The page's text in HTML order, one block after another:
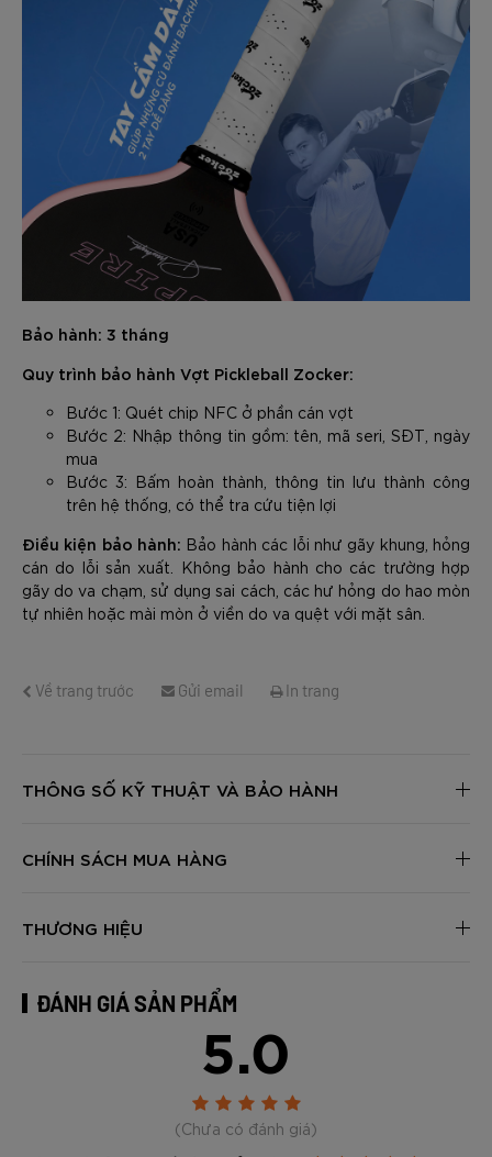
Bảo hành: 3 tháng
Quy trình bảo hành Vợt Pickleball Zocker:
Bước 1: Quét chip NFC ở phần cán vợt
Bước 2: Nhập thông tin gồm: tên, mã seri, SĐT, ngày
mua
Bước 3: Bấm hoàn thành, thông tin lưu thành công
trên hệ thống, có thể tra cứu tiện lợi
Điều kiện bảo hành: Bảo hành các lỗi như gãy khung, hỏng
cán do lỗi sản xuất. Không bảo hành cho các trường hợp
gãy do va chạm, sử dụng sai cách, các hư hỏng do hao mòn
tự nhiên hoặc mài mòn ở viền do va quệt với mặt sân.
Về trang trước Gửi email In trang
THÔNG SỐ KỸ THUẬT VÀ BẢO HÀNH
CHÍNH SÁCH MUA HÀNG
THƯƠNG HIỆU
ĐÁNH GIÁ SẢN PHẨM
5.0
(Chưa có đánh giá)